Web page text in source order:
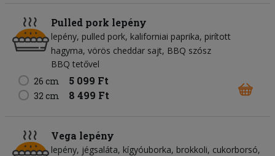
Pulled pork lepény
lepény pulled pork kaliforniai paprika pirított
hagyma vörös cheddar sajt BBQ szósz
BBQ tetővel
26 cm
5 099 Ft
32 cm 8 499 Ft
Vega lepény
lepény jégsaláta kígyóuborka brokkoli cukorborsó